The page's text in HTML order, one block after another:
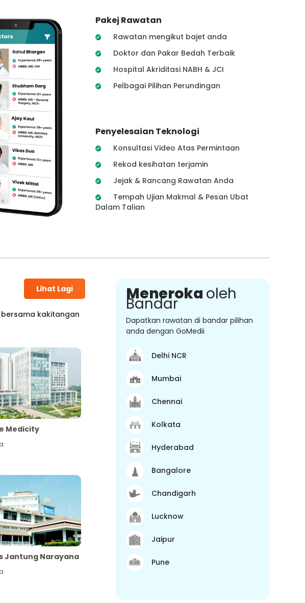
Pakej Rawatan
Rawatan mengikut bajet anda
Doktor dan Pakar Bedah Terbaik
Hospital Akriditasi NABH & JCI
Pelbagai Pilihan Perundingan
Penyelesaian Teknologi
Konsultasi Video Atas Permintaan
Rekod kesihatan terjamin
Jejak & Rancang Rawatan Anda
Tempah Ujian Makmal & Pesan Ubat
Dalam Talian
Lihat Lagi
kakitangan
Medicity
Jantung Narayana
Meneroka oleh
Bandar
Dapatkan rawatan di bandar pilihan
anda dengan GoMedii
Delhi NCR
Mumbai
Chennai
Kolkata
Hyderabad
Bangalore
Chandigarh
Lucknow
Jaipur
Pune